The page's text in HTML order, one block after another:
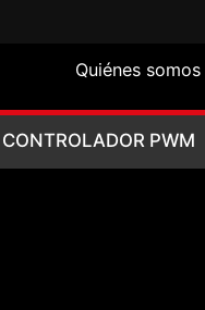
Quiénes somos
PWM